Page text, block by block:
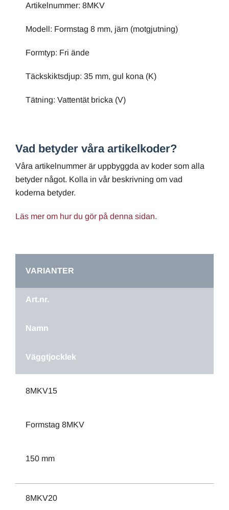
Artikelnummer: 8MKV
Modell: Formstag 8 mm, järn (motgjutning)
Formtyp: Fri ände
Täckskiktsdjup: 35 mm, gul kona (K)
Tätning: Vattentät bricka (V)
Vad betyder våra artikelkoder?
Våra artikelnummer är uppbyggda av koder som alla
betyder något. Kolla in vår beskrivning om vad
koderna betyder.
Läs mer om hur du gör på denna sidan.
VARIANTER
Art.nr.
Namn
Väggtjocklek
8MKV15
Formstag 8MKV
150 mm
8MKV20